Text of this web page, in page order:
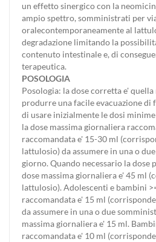
un effetto sinergico con la
ampio spettro, somministrati per
oralecontemporaneamente al
degradazione limitando la
contenuto intestinale e, di
terapeutica.
POSOLOGIA
Posologia: la dose corretta e'
produrre una facile evacuazione di
di usare inizialmente le dosi
la dose massima giornaliera
raccomandata e' 15-30 ml
lattulosio) da assumere in una o
giorno. Quando necessario la dose
dose massima giornaliera e' 45 ml
lattulosio). Adolescenti e bambini
raccomandata e' 15 ml
da assumere in una o due
massima giornaliera e' 15 ml.
raccomandata e' 10 ml